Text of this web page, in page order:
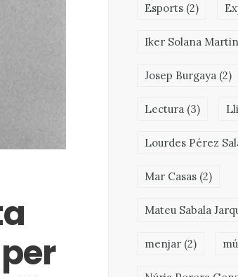
Esports (2)
Iker Solana Martin
Josep Burgaya (2)
Lectura (3)
Lourdes Pérez
Mar Casas (2)
Mateu Sabala
menjar (2)